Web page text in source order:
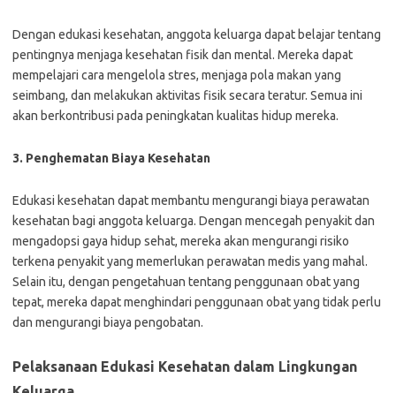
Dengan edukasi kesehatan, anggota keluarga dapat belajar tentang
pentingnya menjaga kesehatan fisik dan mental. Mereka dapat
mempelajari cara mengelola stres, menjaga pola makan yang
seimbang, dan melakukan aktivitas fisik secara teratur. Semua ini
akan berkontribusi pada peningkatan kualitas hidup mereka.
3. Penghematan Biaya Kesehatan
Edukasi kesehatan dapat membantu mengurangi biaya perawatan
kesehatan bagi anggota keluarga. Dengan mencegah penyakit dan
mengadopsi gaya hidup sehat, mereka akan mengurangi risiko
terkena penyakit yang memerlukan perawatan medis yang mahal.
Selain itu, dengan pengetahuan tentang penggunaan obat yang
tepat, mereka dapat menghindari penggunaan obat yang tidak perlu
dan mengurangi biaya pengobatan.
Pelaksanaan Edukasi Kesehatan dalam Lingkungan